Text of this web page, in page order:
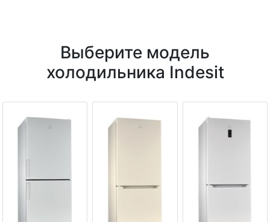
Выберите модель
холодильника Indesit